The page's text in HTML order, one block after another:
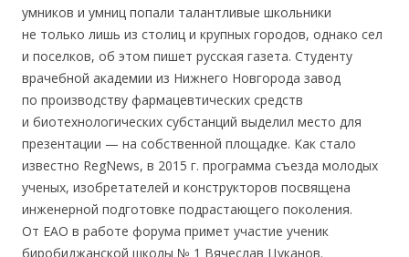
умников и умниц попали талантливые школьники
не только лишь из столиц и крупных городов, однако сел
и поселков, об этом пишет русская газета. Студенту
врачебной академии из Нижнего Новгорода завод
по производству фармацевтических средств
и биотехнологических субстанций выделил место для
презентации — на собственной площадке. Как стало
известно RegNews, в 2015 г. программа съезда молодых
ученых, изобретателей и конструкторов посвящена
инженерной подготовке подрастающего поколения.
От ЕАО в работе форума примет участие ученик
биробиджанской школы № 1 Вячеслав Цуканов.